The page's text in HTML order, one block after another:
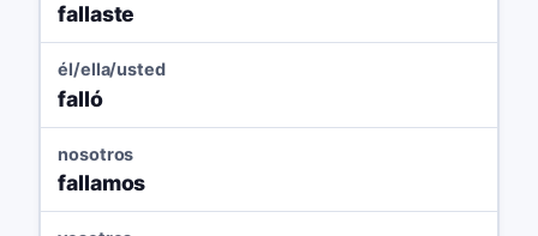
fallaste
él/ella/usted
falló
nosotros
fallamos